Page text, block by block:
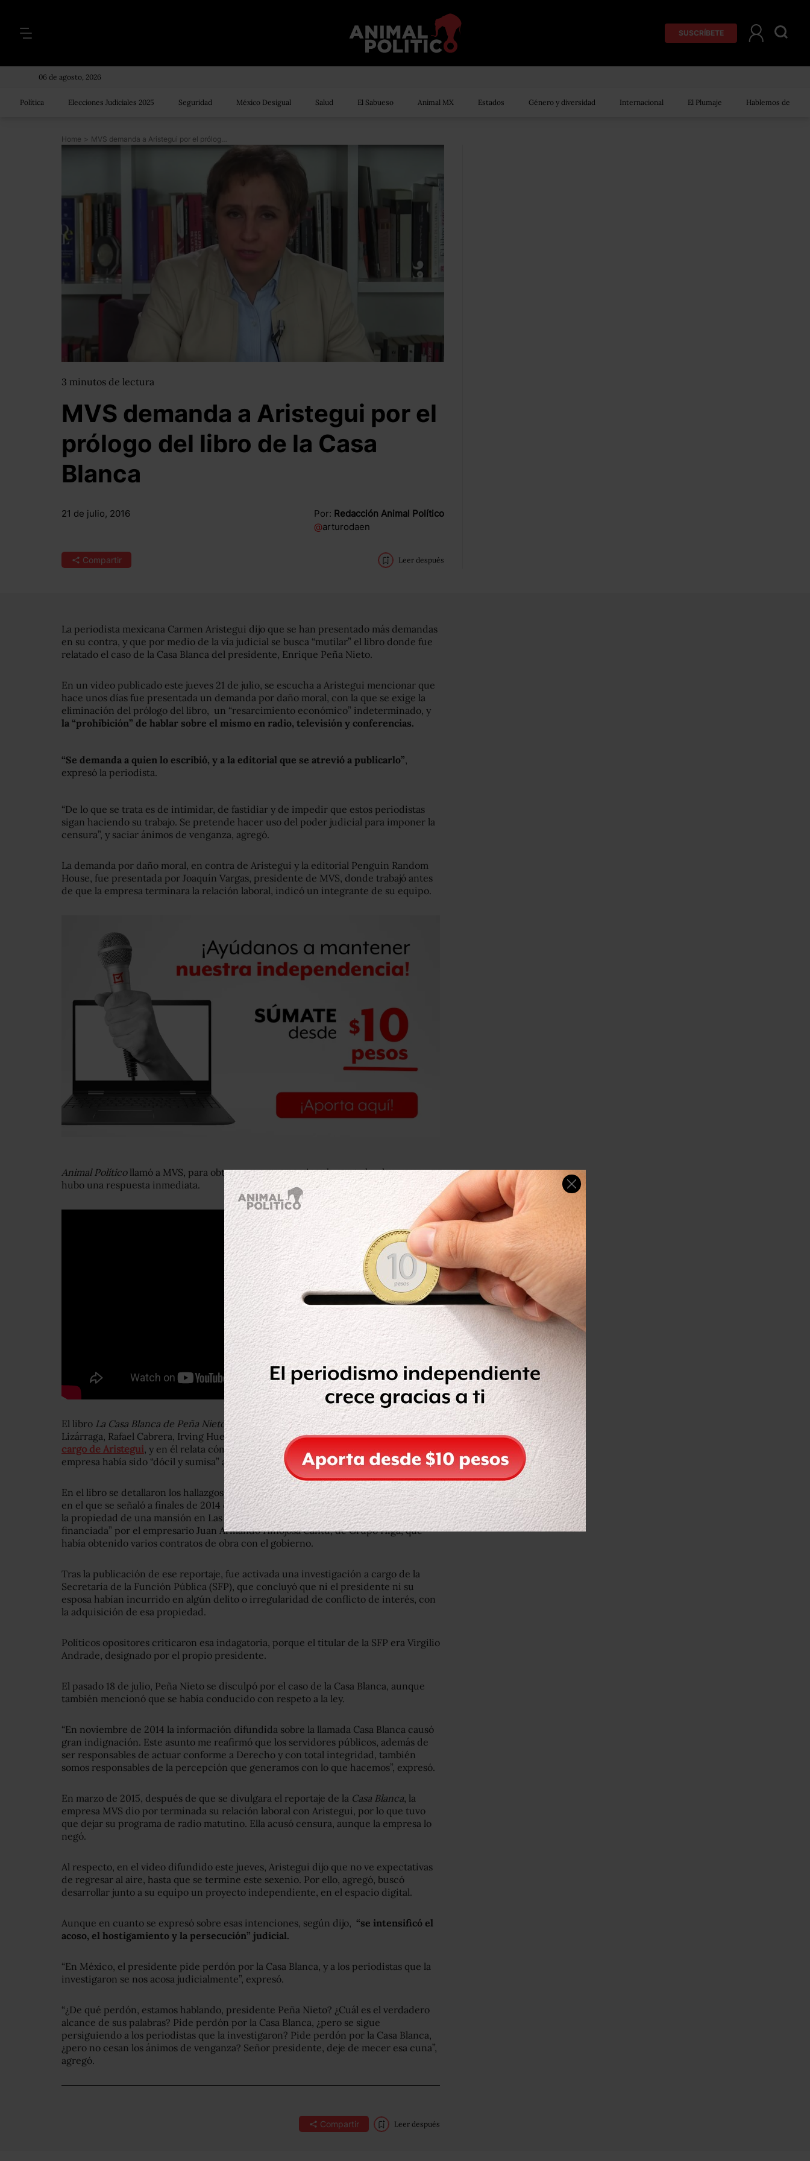
SUSCRÍBETE
06 de agosto, 2026
Política Elecciones Judiciales 2025 Seguridad México Desigual Salud El Sabueso Animal MX Estados Género y diversidad Internacional El Plumaje Hablemos de
Home > MVS demanda a Aristegui por el prólogo del libro de la Casa Blanca
3 minutos de lectura
MVS demanda a Aristegui por el
prólogo del libro de la Casa
Blanca
21 de julio, 2016 Por: Redacción Animal Político
@arturodaen
Compartir Leer después
La periodista mexicana Carmen Aristegui dijo que se han presentado más demandas
en su contra, y que por medio de la vía judicial se busca “mutilar” el libro donde fue
relatado el caso de la Casa Blanca del presidente, Enrique Peña Nieto.
En un video publicado este jueves 21 de julio, se escucha a Aristegui mencionar que
hace unos días fue presentada un demanda por daño moral, con la que se exige la
eliminación del prólogo del libro, un “resarcimiento económico” indeterminado, y
la “prohibición” de hablar sobre el mismo en radio, televisión y conferencias.
“Se demanda a quien lo escribió, y a la editorial que se atrevió a publicarlo”,
expresó la periodista.
“De lo que se trata es de intimidar, de fastidiar y de impedir que estos periodistas
sigan haciendo su trabajo. Se pretende hacer uso del poder judicial para imponer la
censura”, y saciar ánimos de venganza, agregó.
La demanda por daño moral, en contra de Aristegui y la editorial Penguin Random
House, fue presentada por Joaquín Vargas, presidente de MVS, donde trabajó antes
de que la empresa terminara la relación laboral, indicó un integrante de su equipo.
Animal Políticollamó a MVS, para obtener un comentario sobre este hecho, pero no
hubo una respuesta inmediata.
El libro La Casa Blanca de Peña Nietotiene como autores a los periodistas Daniel
Lizárraga, Rafael Cabrera, Irving Huerta y Sebastián Barragán.El prólogo estuvo a
cargo de Aristegui, y en él relata cómo se dio su salida de MVS. Señaló que la
empresa había sido “dócil y sumisa” ante presiones políticas.
En el libro se detallaron los hallazgos de un reportaje previo, difundido en internet,
en el que se señaló a finales de 2014 que el presidente Peña Nieto y su familia tenían
la propiedad de una mansión en Las Lomas de Chapultepec, “construida y
financiada” por el empresario Juan Armando Hinojosa Cantú, de Grupo Higa, que
había obtenido varios contratos de obra con el gobierno.
Tras la publicación de ese reportaje, fue activada una investigación a cargo de la
Secretaría de la Función Pública (SFP), que concluyó que ni el presidente ni su
esposa habían incurrido en algún delito o irregularidad de conflicto de interés, con
la adquisición de esa propiedad.
Políticos opositores criticaron esa indagatoria, porque el titular de la SFP era Virgilio
Andrade, designado por el propio presidente.
El pasado 18 de julio, Peña Nieto se disculpó por el caso de la Casa Blanca, aunque
también mencionó que se había conducido con respeto a la ley.
“En noviembre de 2014 la información difundida sobre la llamada Casa Blanca causó
gran indignación. Este asunto me reafirmó que los servidores públicos, además de
ser responsables de actuar conforme a Derecho y con total integridad, también
somos responsables de la percepción que generamos con lo que hacemos”, expresó.
En marzo de 2015, después de que se divulgara el reportaje de la Casa Blanca, la
empresa MVS dio por terminada su relación laboral con Aristegui, por lo que tuvo
que dejar su programa de radio matutino. Ella acusó censura, aunque la empresa lo
negó.
Al respecto, en el video difundido este jueves, Aristegui dijo que no ve expectativas
de regresar al aire, hasta que se termine este sexenio. Por ello, agregó, buscó
desarrollar junto a su equipo un proyecto independiente, en el espacio digital.
Aunque en cuanto se expresó sobre esas intenciones, según dijo, “se intensificó el
acoso, el hostigamiento y la persecución” judicial.
“En México, el presidente pide perdón por la Casa Blanca, y a los periodistas que la
investigaron se nos acosa judicialmente”, expresó.
“¿De qué perdón, estamos hablando, presidente Peña Nieto? ¿Cuál es el verdadero
alcance de sus palabras? Pide perdón por la Casa Blanca, ¿pero se sigue
persiguiendo a los periodistas que la investigaron? Pide perdón por la Casa Blanca,
¿pero no cesan los ánimos de venganza? Señor presidente, deje de mecer esa cuna”,
agregó.
Compartir Leer después